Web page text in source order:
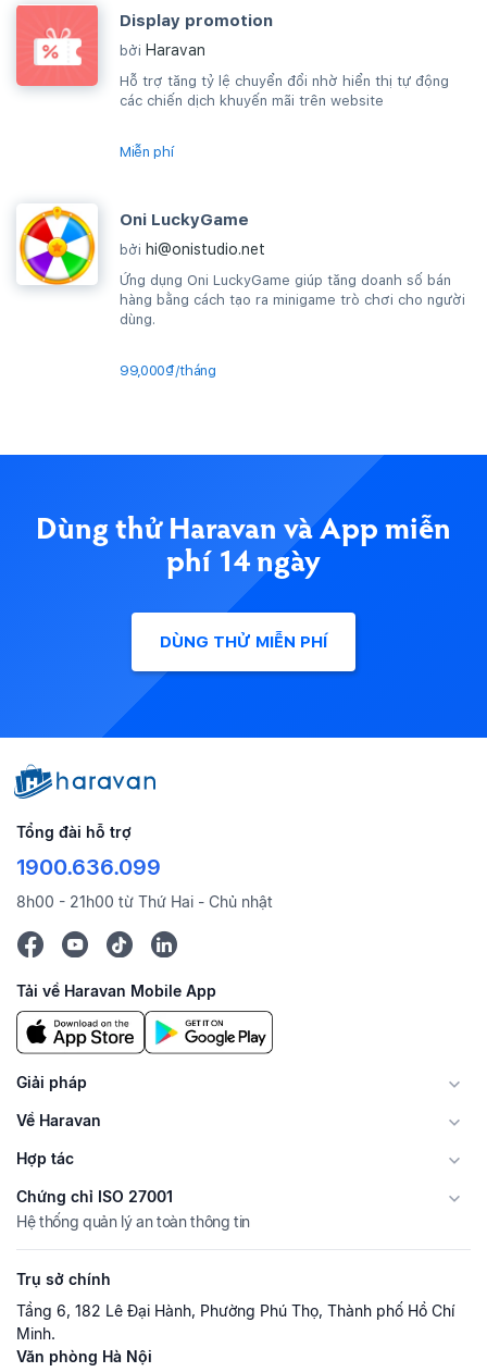
Display promotion
bởi Haravan
Hỗ trợ tăng tỷ lệ chuyển đổi nhờ hiển thị tự động
các chiến dịch khuyến mãi trên website
Miễn phí
Oni LuckyGame
bởi hi@onistudio.net
Ứng dụng Oni LuckyGame giúp tăng doanh số bán
hàng bằng cách tạo ra minigame trò chơi cho người
dùng.
99,000₫/tháng
Dùng thử Haravan và App miễn
phí 14 ngày
DÙNG THỬ MIỄN PHÍ
Tổng đài hỗ trợ
1900.636.099
8h00 - 21h00 từ Thứ Hai - Chủ nhật
Tải về Haravan Mobile App
Giải pháp
Về Haravan
Hợp tác
Chứng chỉ ISO 27001
Hệ thống quản lý an toàn thông tin
Trụ sở chính
Tầng 6, 182 Lê Đại Hành, Phường Phú Thọ, Thành phố Hồ Chí
Minh.
Văn phòng Hà Nội